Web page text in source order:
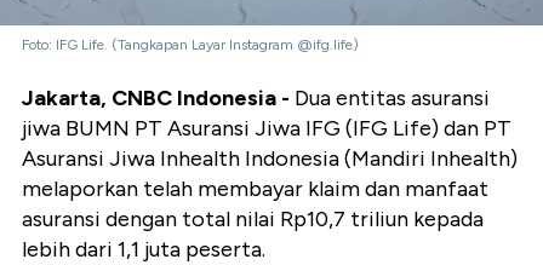
Foto: IFG Life. (Tangkapan Layar Instagram @ifg.life)
Jakarta, CNBC Indonesia - Dua entitas asuransi
jiwa BUMN PT Asuransi Jiwa IFG (IFG Life) dan PT
Asuransi Jiwa Inhealth Indonesia (Mandiri Inhealth)
melaporkan telah membayar klaim dan manfaat
asuransi dengan total nilai Rp10,7 triliun kepada
lebih dari 1,1 juta peserta.